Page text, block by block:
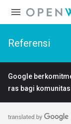
Referensi
Google
ras bagi